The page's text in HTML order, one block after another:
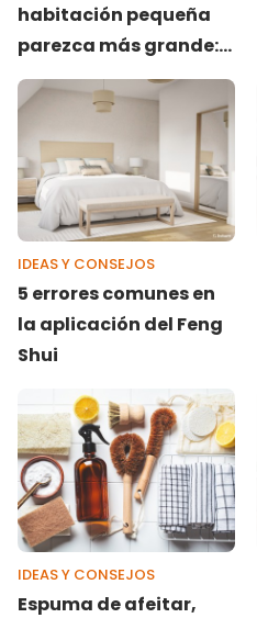
habitación pequeña
parezca más grande:
¡no descuides el suelo!
IDEAS Y CONSEJOS
5 errores comunes en
la aplicación del Feng
Shui
IDEAS Y CONSEJOS
Espuma de afeitar,